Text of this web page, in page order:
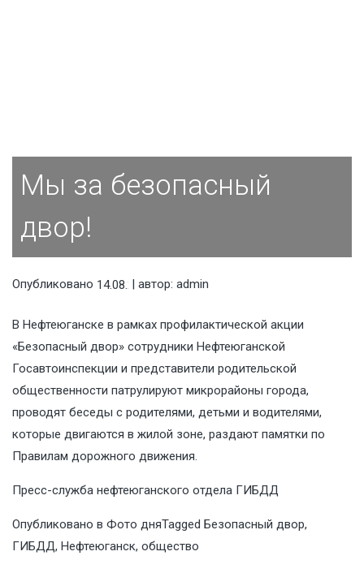
Мы за безопасный
двор!
Опубликовано 14.08.2019| автор: admin
В Нефтеюганске в рамках профилактической акции
«Безопасный двор» сотрудники Нефтеюганской
Госавтоинспекции и представители родительской
общественности патрулируют микрорайоны города,
проводят беседы с родителями, детьми и водителями,
которые двигаются в жилой зоне, раздают памятки по
Правилам дорожного движения.
Пресс-служба нефтеюганского отдела ГИБДД
Опубликовано в Фото дняTagged Безопасный двор,
ГИБДД, Нефтеюганск, общество